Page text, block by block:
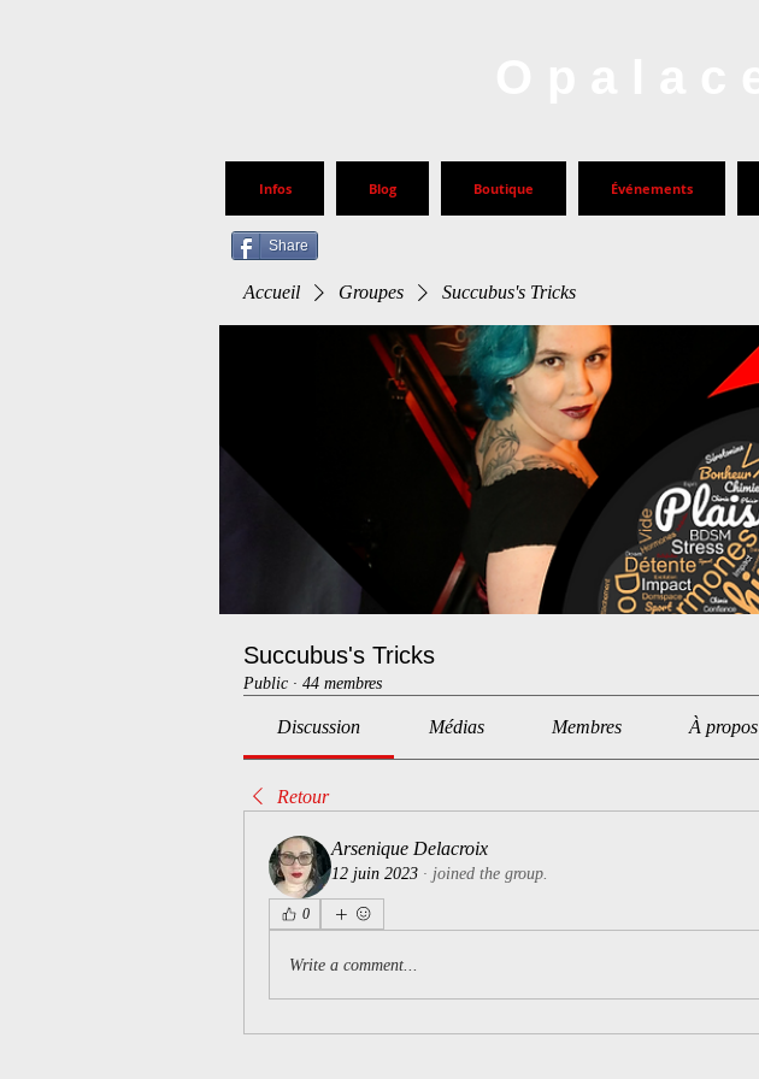
Infos Blog Boutique Événements
Share
Accueil Groupes Succubus's Tricks
Succubus's Tricks
Public · 44 membres
Discussion Médias Membres À propos
Retour
Arsenique Delacroix
12 juin 2023 · joined the group.
0
Write a comment...